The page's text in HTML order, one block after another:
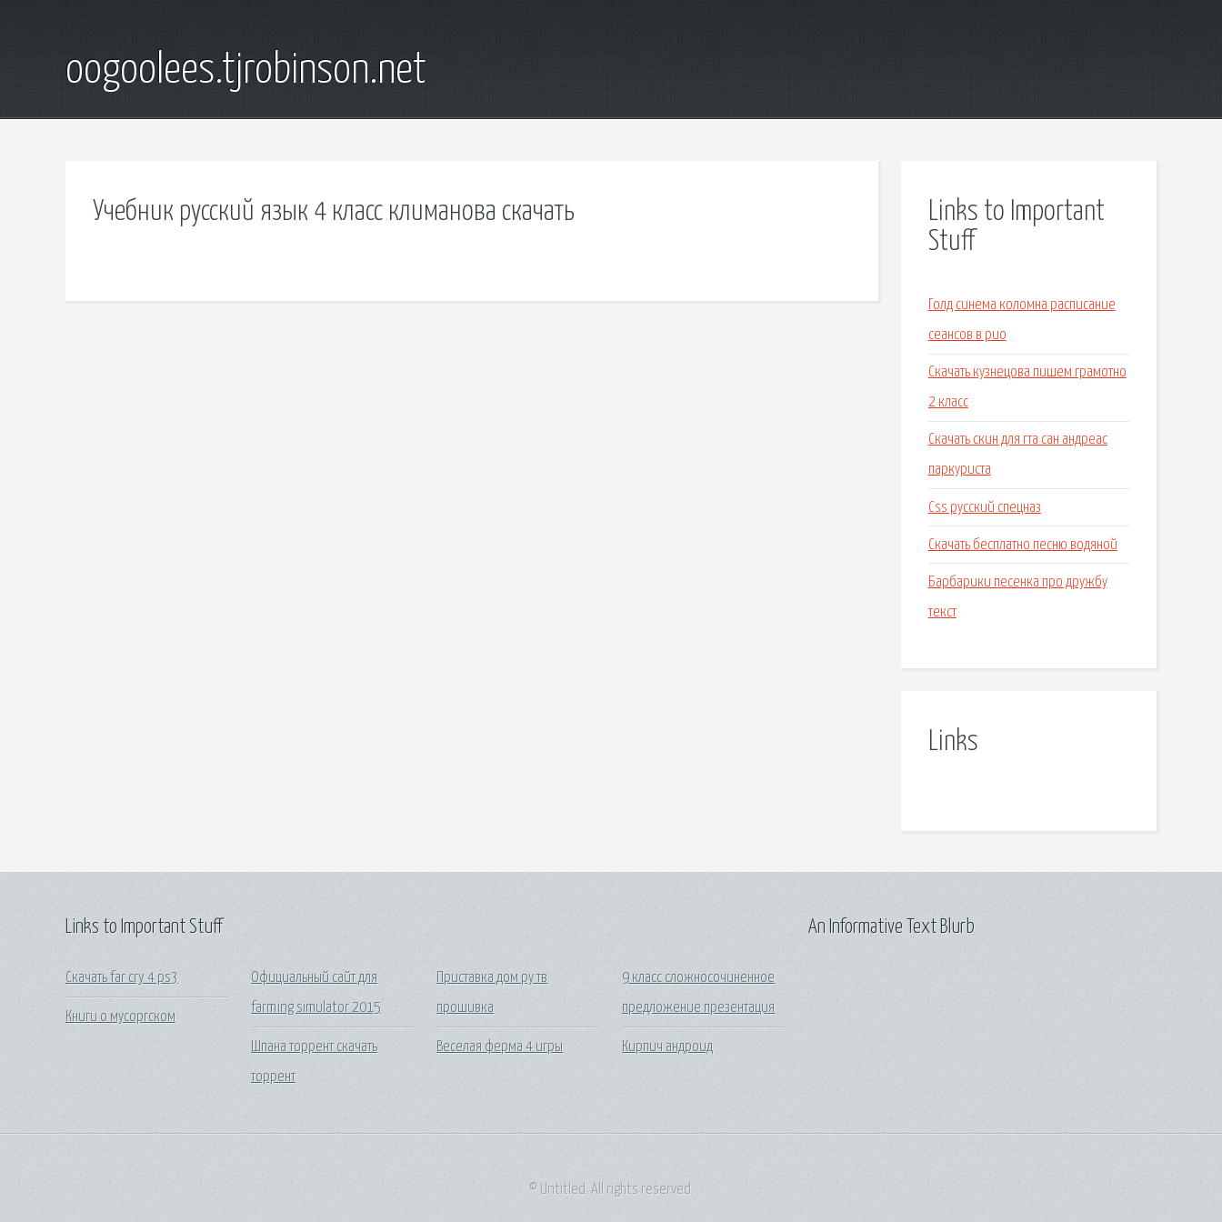
oogoolees.tjrobinson.net
Учебник русский язык 4 класс климанова скачать
Links to Important
Stuff
Голд синема коломна расписание
сеансов в рио
Скачать кузнецова пишем грамотно
2 класс
Скачать скин для гта сан андреас
паркуриста
Css русский спецназ
Скачать бесплатно песню водяной
Барбарики песенка про дружбу
текст
Links
Links to Important Stuff
Скачать far cry 4 ps3
Книги о мусоргском
Официальный сайт для
farming simulator 2015
Шпана торрент скачать
торрент
Приставка дом ру тв
прошивка
Веселая ферма 4 игры
9 класс сложносочиненное
предложение презентация
Кирпич андроид
An Informative Text Blurb
© Untitled. All rights reserved.